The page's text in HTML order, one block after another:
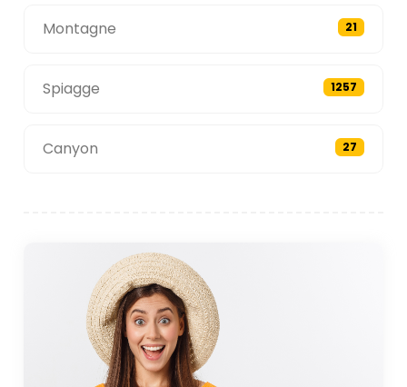
Montagne 21
Spiagge 1257
Canyon 27